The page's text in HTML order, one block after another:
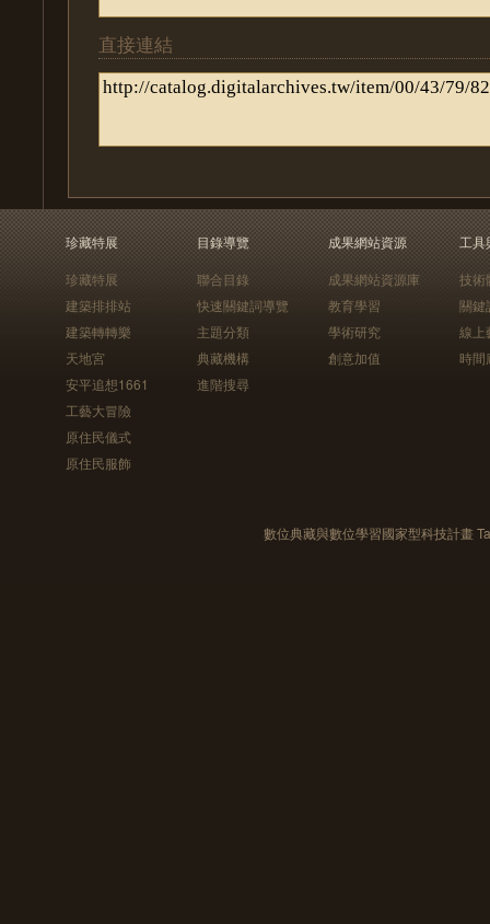
直接連結
珍藏特展
珍藏特展
建築排排站
建築轉轉樂
天地宮
安平追想1661
工藝大冒險
原住民儀式
原住民服飾
目錄導覽
聯合目錄
快速關鍵詞導覽
主題分類
典藏機構
進階搜尋
成果網站資源
成果網站資源庫
教育學習
學術研究
創意加值
工具
技術
關鍵
線上
時間
數位典藏與數位學習國家型科技計畫